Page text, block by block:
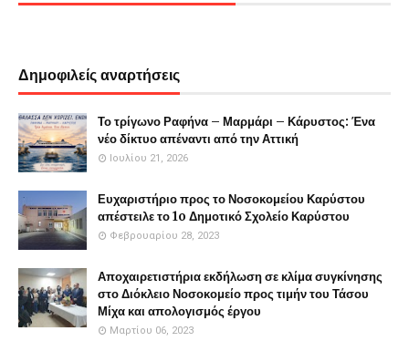
Δημοφιλείς αναρτήσεις
Το τρίγωνο Ραφήνα – Μαρμάρι – Κάρυστος: Ένα
νέο δίκτυο απέναντι από την Αττική
Ιουλίου 21, 2026
Ευχαριστήριο προς το Νοσοκομείου Καρύστου
απέστειλε το 1o Δημοτικό Σχολείο Καρύστου
Φεβρουαρίου 28, 2023
Αποχαιρετιστήρια εκδήλωση σε κλίμα συγκίνησης
στο Διόκλειο Νοσοκομείο προς τιμήν του Τάσου
Μίχα και απολογισμός έργου
Μαρτίου 06, 2023